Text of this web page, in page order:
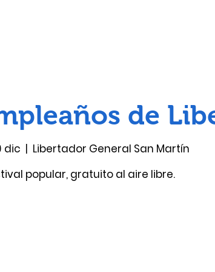
de
dic
  |
Libertador General San Martín
popular, gratuito al aire libre.